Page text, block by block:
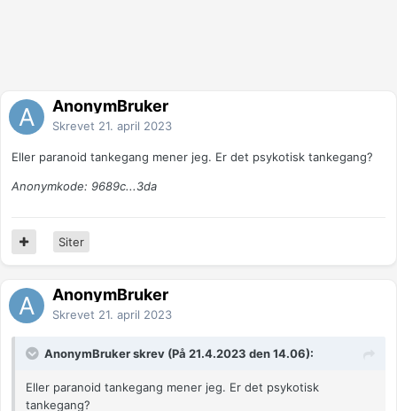
AnonymBruker
Skrevet 21. april 2023
Eller paranoid tankegang mener jeg. Er det psykotisk tankegang?
Anonymkode: 9689c...3da
Siter
AnonymBruker
Skrevet 21. april 2023
AnonymBruker skrev (På 21.4.2023 den 14.06):
Eller paranoid tankegang mener jeg. Er det psykotisk
tankegang?